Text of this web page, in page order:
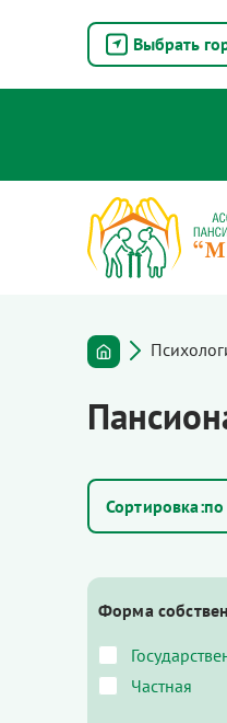
Выбрать
Форма
Частная